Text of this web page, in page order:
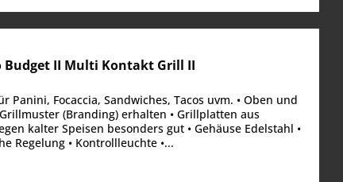
II Multi Kontakt Grill II
Focaccia, Sandwiches, Tacos uvm. • Oben und
(Branding) erhalten • Grillplatten aus
kalter Speisen besonders gut • Gehäuse Edelstahl •
Regelung • Kontrollleuchte •...